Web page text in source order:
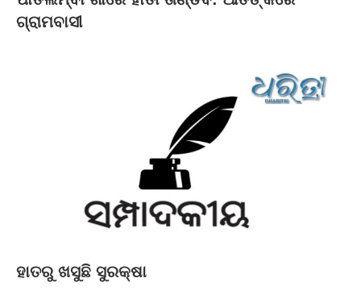
ଗ୍ରାମବାସୀ
ହାତରୁ ଖସୁଛି ସୁରକ୍ଷା